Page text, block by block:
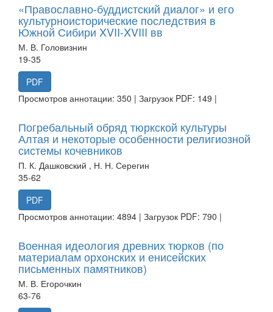
«Православно-буддистский диалог» и его
культурноисторические последствия в
Южной Сибири XVII-XVIII вв
М. В. Головизнин
19-35
PDF
Просмотров аннотации: 350 | Загрузок PDF: 149 |
Погребальный обряд тюркской культуры
Алтая и некоторые особенности религиозной
системы кочевников
П. К. Дашковский , Н. Н. Серегин
35-62
PDF
Просмотров аннотации: 4894 | Загрузок PDF: 790 |
Военная идеология древних тюрков (по
материалам орхонских и енисейских
письменных памятников)
М. В. Егорочкин
63-76